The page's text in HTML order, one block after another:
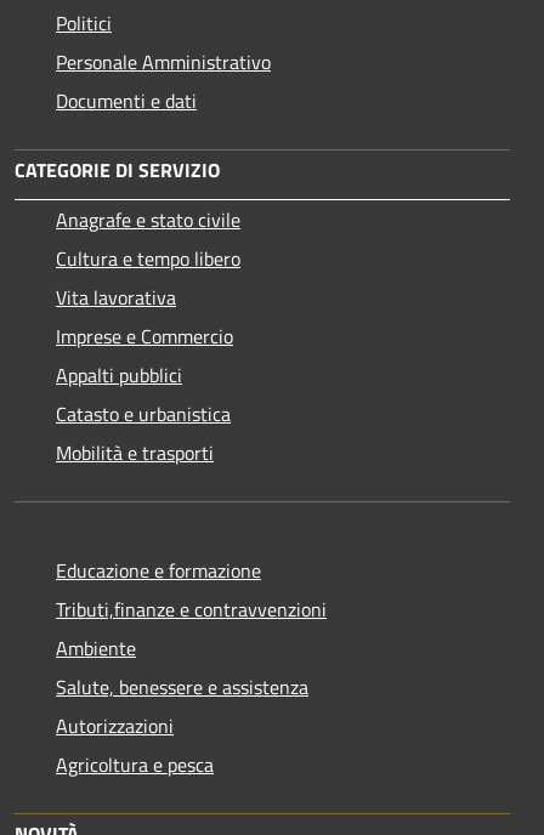
Politici
Personale Amministrativo
Documenti e dati
CATEGORIE DI SERVIZIO
Anagrafe e stato civile
Cultura e tempo libero
Vita lavorativa
Imprese e Commercio
Appalti pubblici
Catasto e urbanistica
Mobilità e trasporti
Educazione e formazione
Tributi,finanze e contravvenzioni
Ambiente
Salute, benessere e assistenza
Autorizzazioni
Agricoltura e pesca